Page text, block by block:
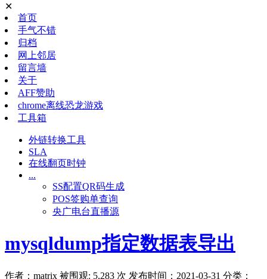
✕
首页
手气不错
归档
网上邻居
留言墙
关于
AFF赞助
chrome离线恐龙游戏
工具箱
外链转换工具
SLA
在线翻页时钟
...
SS配置QR码生成
POS签购单查询
央广电台直播源
mysqldump指定数据表导出
作者：matrix 被围观: 5,283 次 发布时间：2021-03-31 分类：